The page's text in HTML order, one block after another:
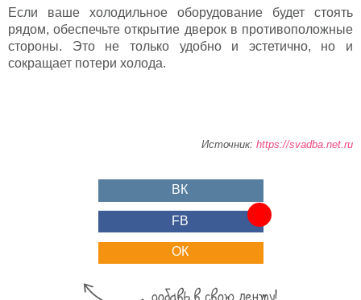
Если ваше холодильное оборудование будет стоять
рядом, обеспечьте открытие дверок в противоположные
стороны. Это не только удобно и эстетично, но и
сокращает потери холода.
Источник: https://svadba.net.ru
ВК
FB
ОК